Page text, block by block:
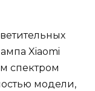
Xiaomi
спектром
модели,